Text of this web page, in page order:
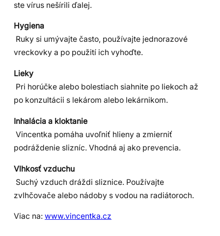
ste vírus nešírili ďalej.
Hygiena
Ruky si umývajte často, používajte jednorazové
vreckovky a po použití ich vyhoďte.
Lieky
Pri horúčke alebo bolestiach siahnite po liekoch až
po konzultácii s lekárom alebo lekárnikom.
Inhalácia a kloktanie
Vincentka pomáha uvoľniť hlieny a zmierniť
podráždenie slizníc. Vhodná aj ako prevencia.
Vlhkosť vzduchu
Suchý vzduch dráždi sliznice. Používajte
zvlhčovače alebo nádoby s vodou na radiátoroch.
Viac na: www.vincentka.cz